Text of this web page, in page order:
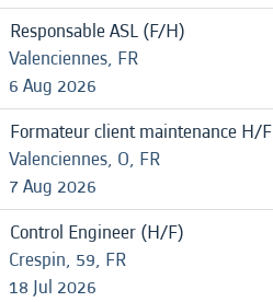
Responsable ASL (F/H)
Valenciennes, FR
6 Aug 2026
Formateur client maintenance H/F
Valenciennes, O, FR
7 Aug 2026
Control Engineer (H/F)
Crespin, 59, FR
18 Jul 2026